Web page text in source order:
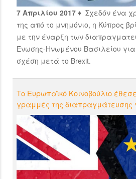
7 Απριλίου 2017 ♦ Σχεδόν ένα
της από το μνημόνιο, η Κύπρος
με την έναρξη των
Ένωσης-Ηνωμένου Βασιλείου
σχέση μετά το Brexit.
Το Ευρωπαϊκό Κοινοβούλιο έθεσε
γραμμές της διαπραγμάτευσης